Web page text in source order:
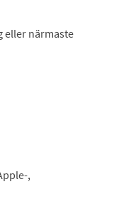
eller närmaste
,